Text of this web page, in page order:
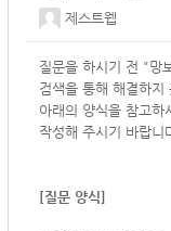
제스트웹
질문을 하시기 전 "망
검색을 통해 해결하지
아래의 양식을 참고하
작성해 주시기 바랍니
[질문 양식]